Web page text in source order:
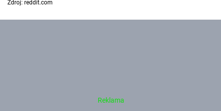
Zdroj: reddit.com